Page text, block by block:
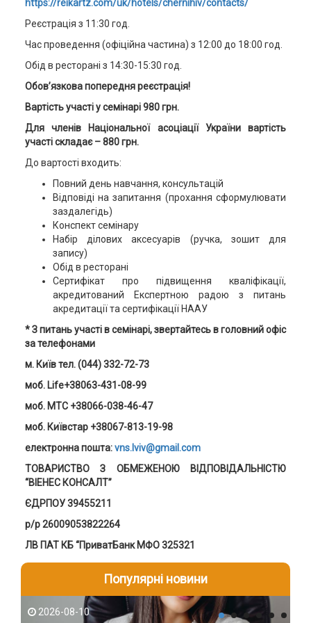
https://reikartz.com/uk/hotels/chernihiv/contacts/
Реєстрація з 11:30 год.
Час проведення (офіційна частина) з 12:00 до 18:00 год.
Обід в ресторані з 14:30-15:30 год.
Обов’язкова попередня реєстрація!
Вартість участі у семінарі 980 грн.
Для
членів Національної асоціації України
вартість
участіскладає– 880грн.
До вартості входить:
Повний день навчання, консультацій
Відповіді на запитання (прохання сформулювати
заздалегідь)
Конспект семінару
Набір ділових аксесуарів (ручка, зошит для
запису)
Обід в ресторані
Сертифікат про підвищення кваліфікації,
акредитований Експертною радою з питань
акредитації та сертифікації НААУ
* З питань участі в семінарі, звертайтесь в головний офіс
за телефонами
м. Київ тел. (044) 332-72-73
моб. Life+38063-431-08-99
моб. MTC +38066-038-46-47
моб. Київстар +38067-813-19-98
електронна пошта:vns.lviv@gmail.com
ТОВАРИСТВО З ОБМЕЖЕНОЮ ВІДПОВІДАЛЬНІСТЮ
“ВІЕНЕС КОНСАЛТ”
ЄДРПОУ 39455211
р/р 26009053822264
ЛВ ПАТ КБ “ПриватБанк МФО 325321
Популярні новини
2026-08-10